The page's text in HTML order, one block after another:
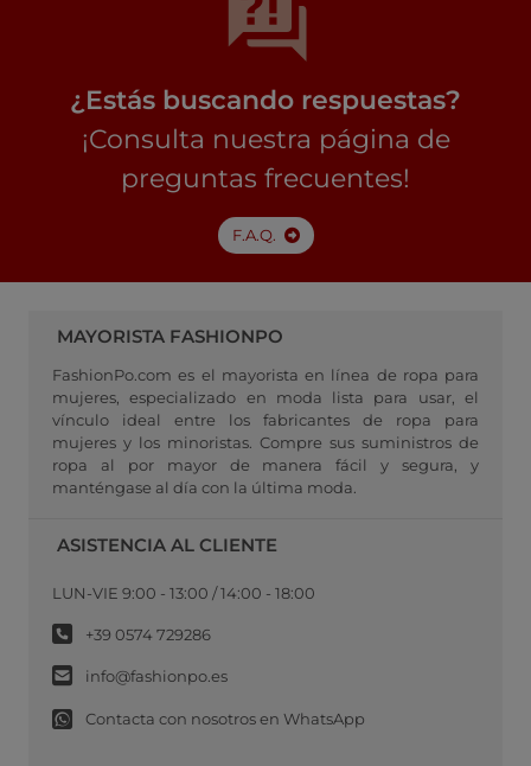
¿Estás buscando respuestas?
¡Consulta nuestra página de
preguntas frecuentes!
F.A.Q.
MAYORISTA FASHIONPO
FashionPo.com es el mayorista en línea de ropa para
mujeres, especializado en moda lista para usar, el
vínculo ideal entre los fabricantes de ropa para
mujeres y los minoristas. Compre sus suministros de
ropa al por mayor de manera fácil y segura, y
manténgase al día con la última moda.
ASISTENCIA AL CLIENTE
LUN-VIE 9:00 - 13:00 / 14:00 - 18:00
+39 0574 729286
info@fashionpo.es
Contacta con nosotros en WhatsApp